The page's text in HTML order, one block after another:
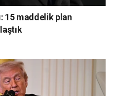
15 maddelik plan